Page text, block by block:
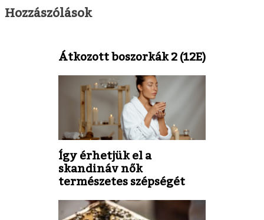
Hozzászólások
Átkozott boszorkák 2 (12E)
Így érhetjük el a
skandináv nők
természetes szépségét